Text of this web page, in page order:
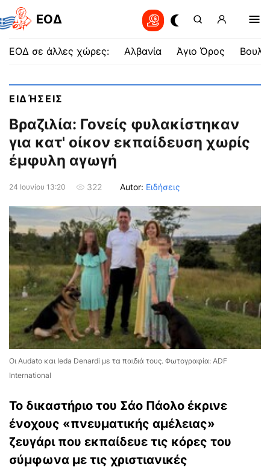
EOΔ
ΕΟΔ σε άλλες χώρες: Αλβανία Άγιο Όρος
ΕΙΔΉΣΕΙΣ
Βραζιλία: Γονείς φυλακίστηκαν
για κατ' οίκον εκπαίδευση χωρίς
έμφυλη αγωγή
24 Ιουνίου 13:20 322 Autor: Ειδήσεις
Οι Audato και Ieda Denardi με τα παιδιά τους. Φωτογραφία: ADF
International
Το δικαστήριο του Σάο Πάολο έκρινε
ένοχους «πνευματικής αμέλειας»
ζευγάρι που εκπαίδευε τις κόρες του
σύμφωνα με τις χριστιανικές